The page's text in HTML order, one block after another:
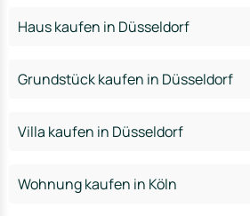
Haus kaufen in Düsseldorf
Grundstück kaufen in Düsseldorf
Villa kaufen in Düsseldorf
Wohnung kaufen in Köln